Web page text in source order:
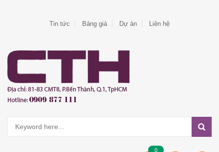
Tin tức Bảng giá Dự án Liên hệ
0